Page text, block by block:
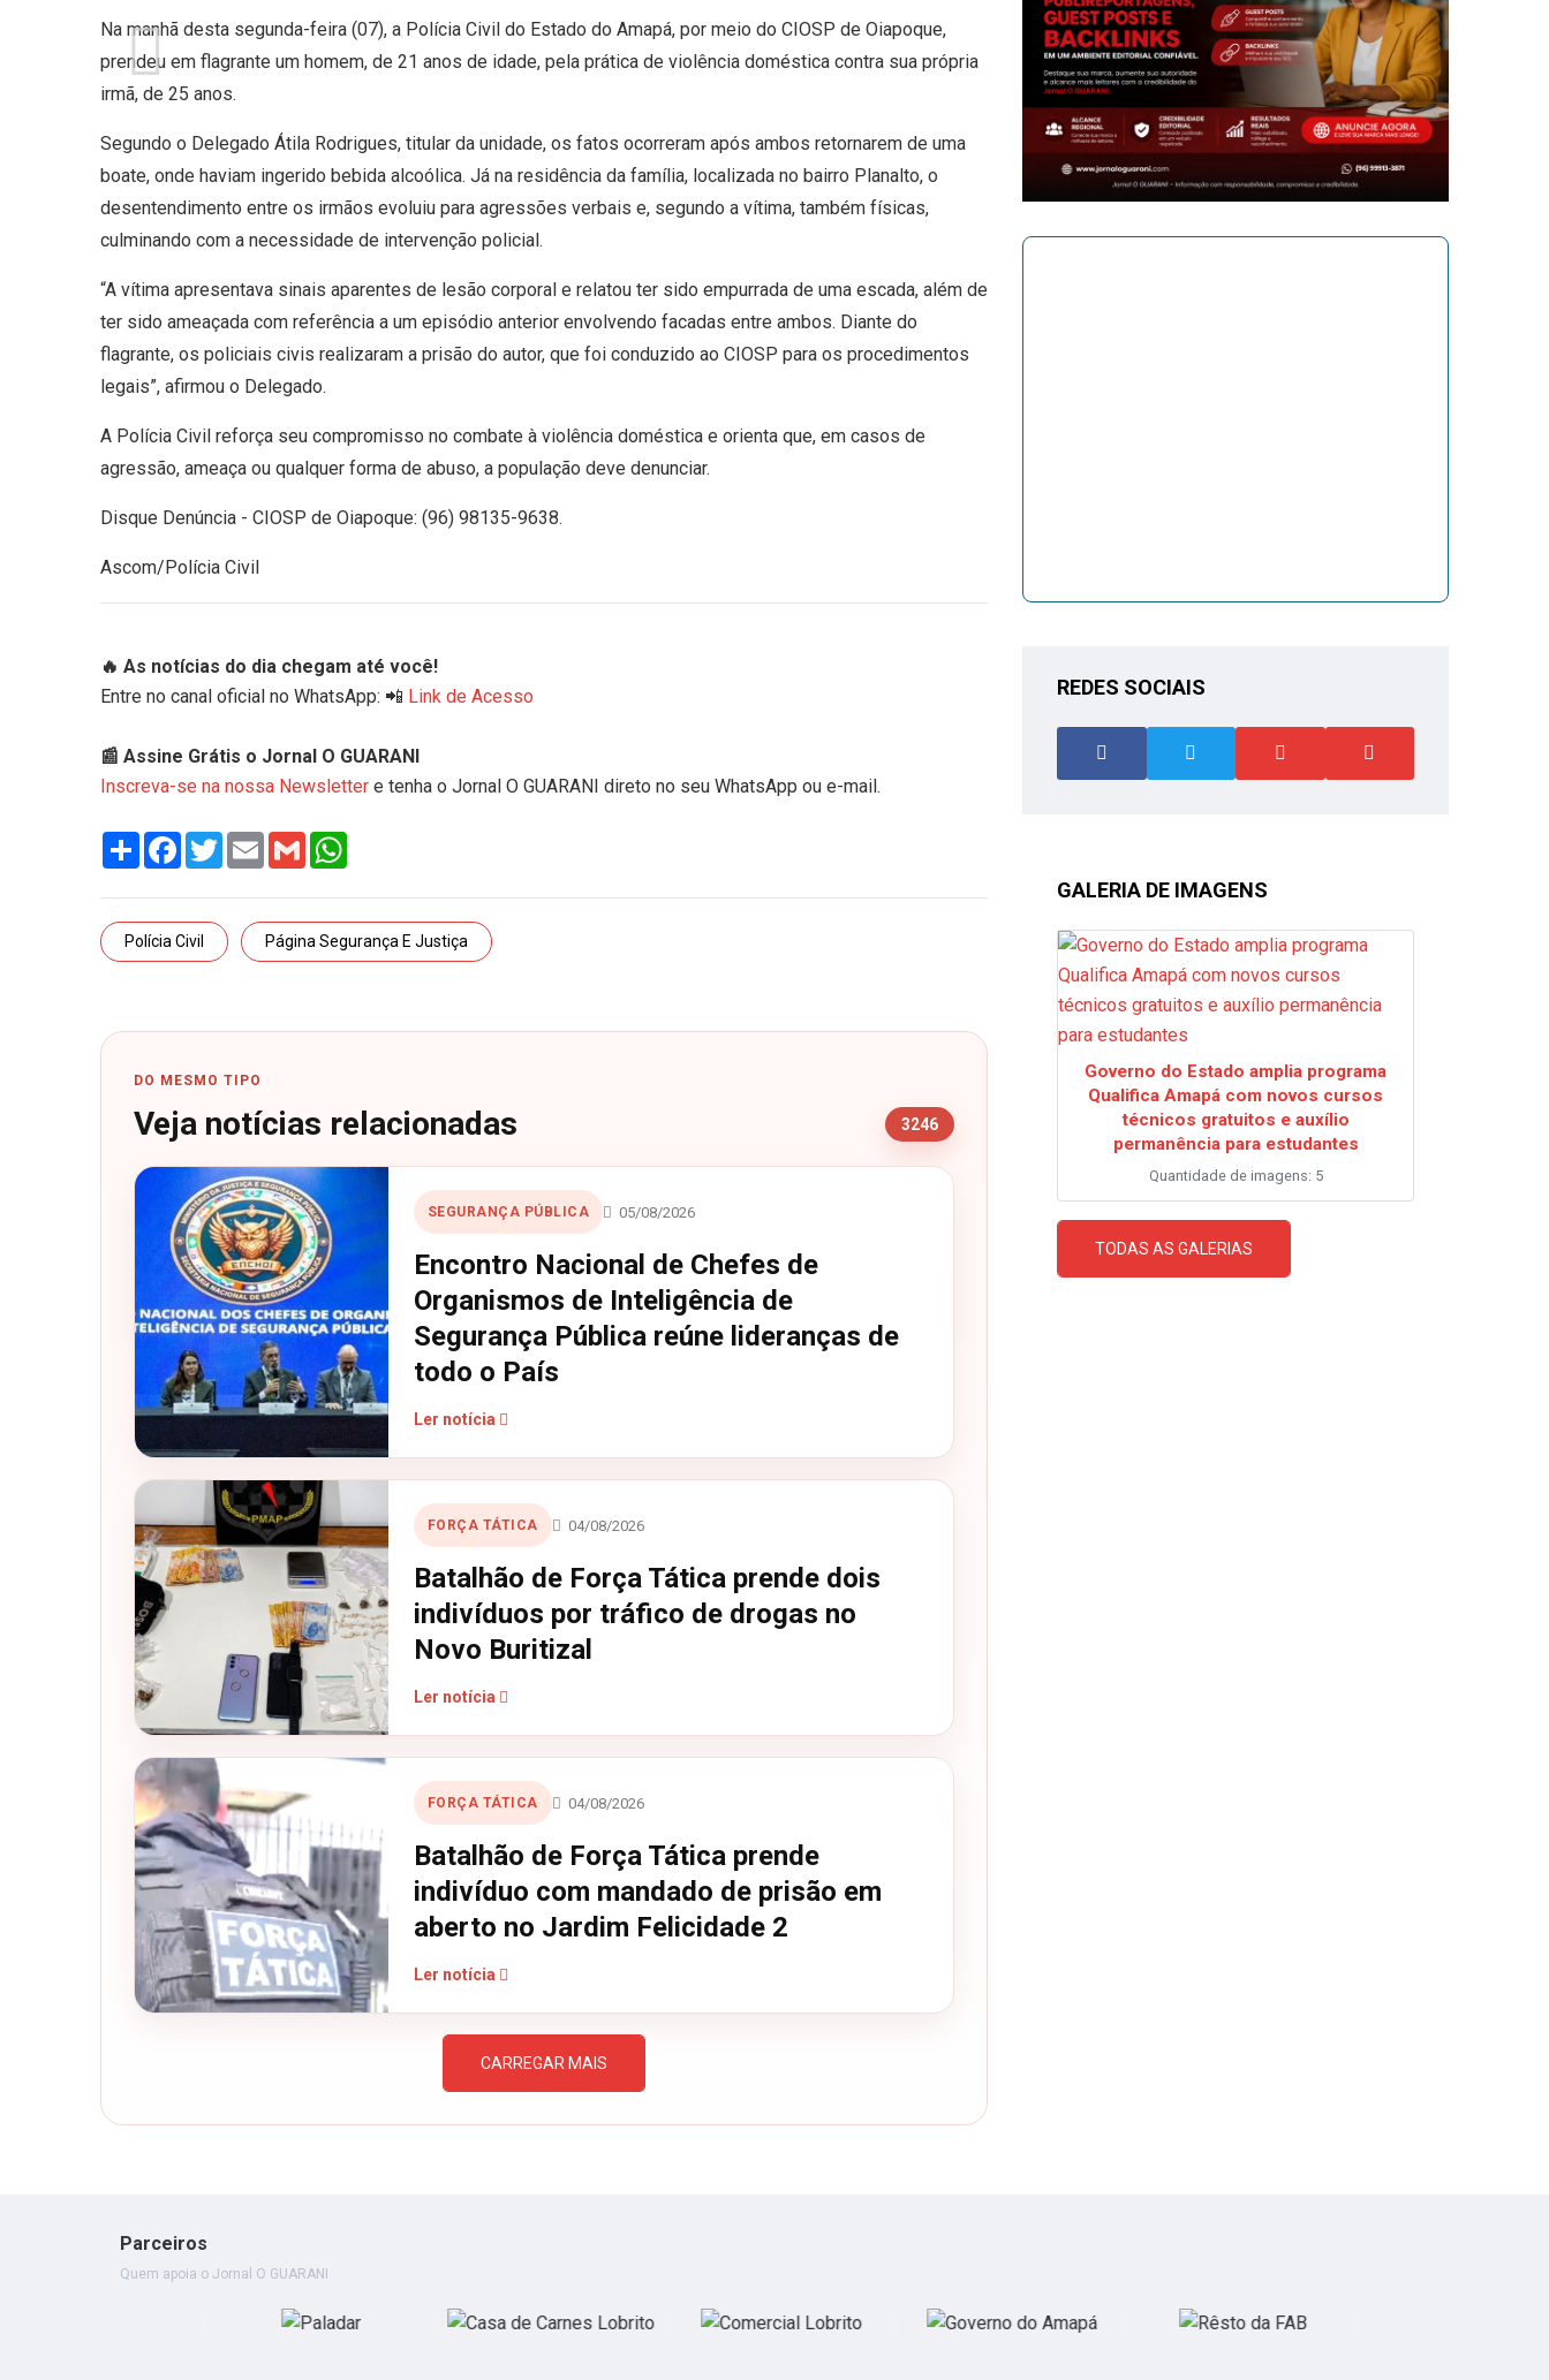
Na manhã desta segunda-feira (07), a Polícia Civil do Estado do Amapá, por meio do CIOSP de Oiapoque,
prendeu em flagrante um homem, de 21 anos de idade, pela prática de violência doméstica contra sua própria
irmã, de 25 anos.
Segundo o Delegado Átila Rodrigues, titular da unidade, os fatos ocorreram após ambos retornarem de uma
boate, onde haviam ingerido bebida alcoólica. Já na residência da família, localizada no bairro Planalto, o
desentendimento entre os irmãos evoluiu para agressões verbais e, segundo a vítima, também físicas,
culminando com a necessidade de intervenção policial.
“A vítima apresentava sinais aparentes de lesão corporal e relatou ter sido empurrada de uma escada, além de
ter sido ameaçada com referência a um episódio anterior envolvendo facadas entre ambos. Diante do
flagrante, os policiais civis realizaram a prisão do autor, que foi conduzido ao CIOSP para os procedimentos
legais”, afirmou o Delegado.
A Polícia Civil reforça seu compromisso no combate à violência doméstica e orienta que, em casos de
agressão, ameaça ou qualquer forma de abuso, a população deve denunciar.
Disque Denúncia - CIOSP de Oiapoque: (96) 98135-9638.
Ascom/Polícia Civil
🔥 As notícias do dia chegam até você!
Entre no canal oficial no WhatsApp: 📲 Link de Acesso
📰 Assine Grátis o Jornal O GUARANI
Inscreva-se na nossa Newsletter e tenha o Jornal O GUARANI direto no seu WhatsApp ou e-mail.
Share Facebook
TwitterEmail Gmail
Polícia Civil Página Segurança E Justiça
DO MESMO TIPO
Veja notícias relacionadas 3246
SEGURANÇA PÚBLICA 05/08/2026
Encontro Nacional de Chefes de
Organismos de Inteligência de
Segurança Pública reúne lideranças de
todo o País
Ler notícia
FORÇA TÁTICA 04/08/2026
Batalhão de Força Tática prende dois
indivíduos por tráfico de drogas no
Novo Buritizal
Ler notícia
FORÇA TÁTICA 04/08/2026
Batalhão de Força Tática prende
indivíduo com mandado de prisão em
aberto no Jardim Felicidade 2
Ler notícia
CARREGAR MAIS
REDES SOCIAIS
GALERIA DE IMAGENS
Governo do Estado amplia programa
Qualifica Amapá com novos cursos
técnicos gratuitos e auxílio
permanência para estudantes
Quantidade de imagens: 5
TODAS AS GALERIAS
Parceiros
Quem apoia o Jornal O GUARANI